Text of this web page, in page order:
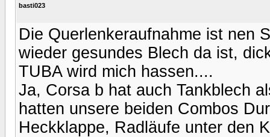
basti023
Die Querlenkeraufnahme ist nen
wieder gesundes Blech da ist,
TUBA wird mich hassen....
Ja, Corsa b hat auch Tankblech
hatten unsere beiden Combos
Heckklappe, Radläufe unter den